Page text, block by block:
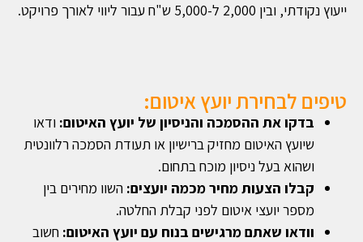
ייעוץ נקודתי, ובין 2,000 ל-5,000 ש"ח עבור ליווי לאורך פרויקט.
טיפים לבחירת יועץ איטום:
בדקו את ההסמכה והניסיון של יועץ האיטום: ודאו
שיועץ האיטום מחזיק ברישיון או תעודת הסמכה רלוונטית
ושהוא בעל ניסיון מוכח בתחום.
קבלו הצעות מחיר מכמה יועצים: השוו מחירים בין
מספר יועצי איטום לפני קבלת החלטה.
וודאו שאתם מרגישים בנוח עם יועץ האיטום: חשוב